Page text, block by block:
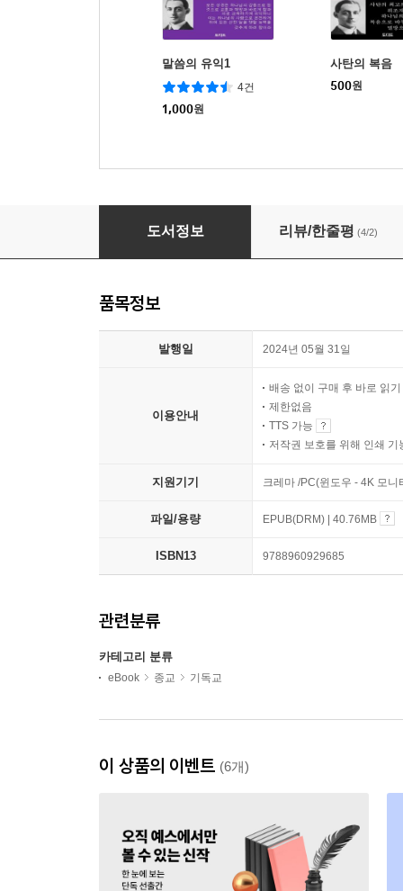
말씀의 유익1
4건
1,000원
사탄의 복음
500원
값비싼 기독교
도서정보 리뷰/한줄평 (4/2)
품목정보
발행일 2024년 05월 31일
이용안내
배송 없이 구매 후 바로 읽기
제한없음
TTS 가능
저작권 보호를 위해 인쇄 기
지원기기 크레마 /PC(윈도우 - 4K 모
파일/용량 EPUB(DRM) | 40.76MB
ISBN13 9788960929685
관련분류
카테고리 분류
eBook 종교 기독교
이 상품의 이벤트 (6개)